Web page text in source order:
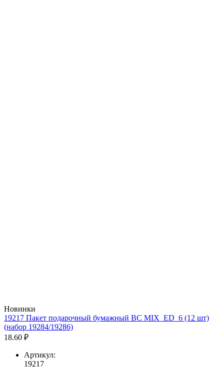
Новинки
19217 Пакет подарочный бумажный BC MIX_ED_6 (12 шт)
(набор 19284/19286)
18.60 ₽
Артикул:
19217